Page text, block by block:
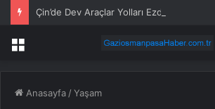
Menü
Anasayfa /Yaşam